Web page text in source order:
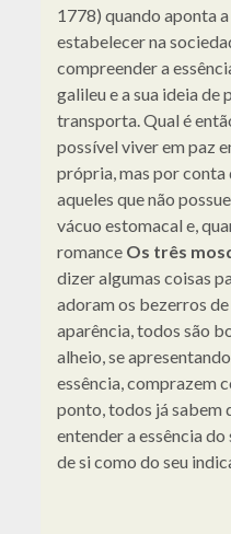
1778) quando aponta
estabelecer na
compreender a
galileu e a sua ideia de
transporta. Qual é
possível viver em paz
própria, mas por conta
aqueles que não
vácuo estomacal e,
romance Os três
dizer algumas coisas
adoram os bezerros de
aparência, todos são
alheio, se
essência, comprazem
ponto, todos já sabem
entender a essência
de si como do seu